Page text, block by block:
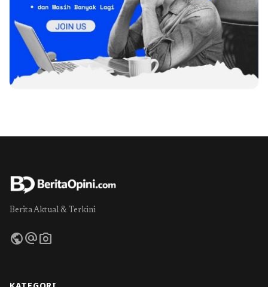
Berita Aktual & Terkini
publicalternate_emailphoto_camera